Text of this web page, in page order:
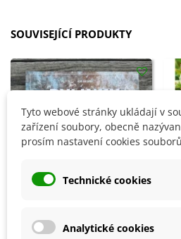
SOUVISEJÍCÍ PRODUKTY
Přidat do košíku
Tyto webové stránky ukládají v
zařízení soubory, obecně
prosím nastavení cookies
Technické cookies
Analytické cookies